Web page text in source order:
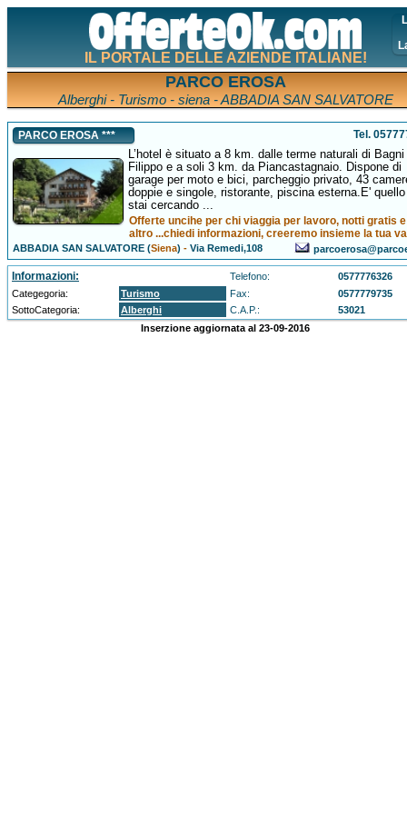
IL PORTALE DELLE AZIENDE ITALIANE!
PARCO EROSA
Alberghi - Turismo - siena - ABBADIA SAN SALVATORE
PARCO EROSA *** Tel.
L’hotel è situato a 8 km. dalle terme naturali di
Filippo e a soli 3 km. da Piancastagnaio. Dispone di
garage per moto e bici, parcheggio privato, 43
doppie e singole, ristorante, piscina esterna.E'
stai cercando ...
Offerte uncihe per chi viaggia per lavoro, notti gratis
altro ...chiedi informazioni, creeremo insieme la tua
ABBADIA SAN SALVATORE (Siena) -Via Remedi,108
Informazioni: Telefono:
0577776326
Categegoria:
Turismo Fax:
0577779735
SottoCategoria:
Alberghi C.A.P.:
53021
Inserzione aggiornata al 23-09-2016